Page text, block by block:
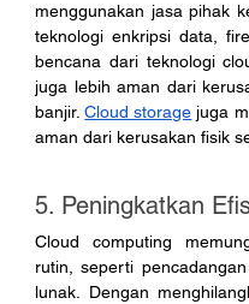
menggunakan jasa pihak
teknologi enkripsi data,
bencana dari teknologi
juga lebih aman dari
banjir. Cloud storage juga
aman dari kerusakan fisik
5. Peningkatkan
Cloud computing
rutin, seperti
lunak. Dengan